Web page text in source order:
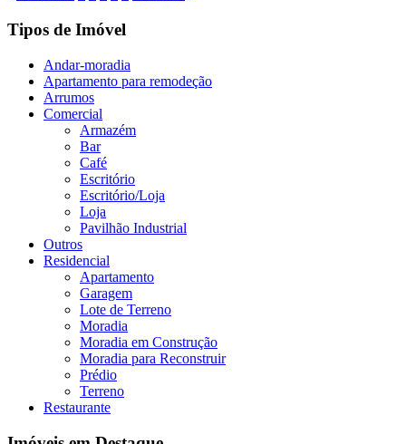
Tipos de Imóvel
Andar-moradia
Apartamento para remodeção
Arrumos
Comercial
Armazém
Bar
Café
Escritório
Escritório/Loja
Loja
Pavilhão Industrial
Outros
Residencial
Apartamento
Garagem
Lote de Terreno
Moradia
Moradia em Construção
Moradia para Reconstruir
Prédio
Terreno
Restaurante